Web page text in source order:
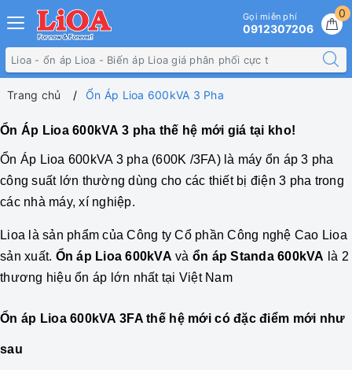
0
Gọi miễn phí
0912307206
Trang chủ Ổn Áp Lioa 600kVA 3 Pha
Ổn Áp Lioa 600kVA 3 pha thế hệ mới giá tại kho!
Ổn Áp Lioa 600kVA 3 pha (600K /3FA) là máy ổn áp 3 pha
công suất lớn thường dùng cho các thiết bị điện 3 pha trong
các nhà máy, xí nghiệp.
Lioa là sản phẩm của Công ty Cổ phần Công nghệ Cao Lioa
sản xuất. Ổn áp Lioa 600kVA và ổn áp Standa 600kVA là 2
thương hiệu ổn áp lớn nhất tại Việt Nam
Ổn áp Lioa 600kVA 3FA thế hệ mới có đặc điểm mới như
sau